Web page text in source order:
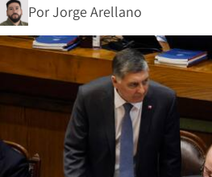
PorJorge Arellano